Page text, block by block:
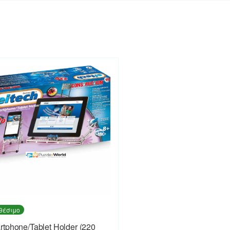
Tablet Holder (220